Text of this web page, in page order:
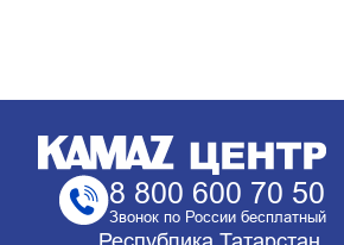
8 800 600 70 50
Звонок по России бесплатный